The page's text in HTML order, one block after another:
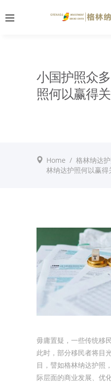
小国护照众
照何以赢得
Home / 格林纳达
林纳达护照何以赢得
毋庸置疑，一些传统移
此时，部分移民者将目
目，譬如格林纳达护照
际层面的商业发展、优